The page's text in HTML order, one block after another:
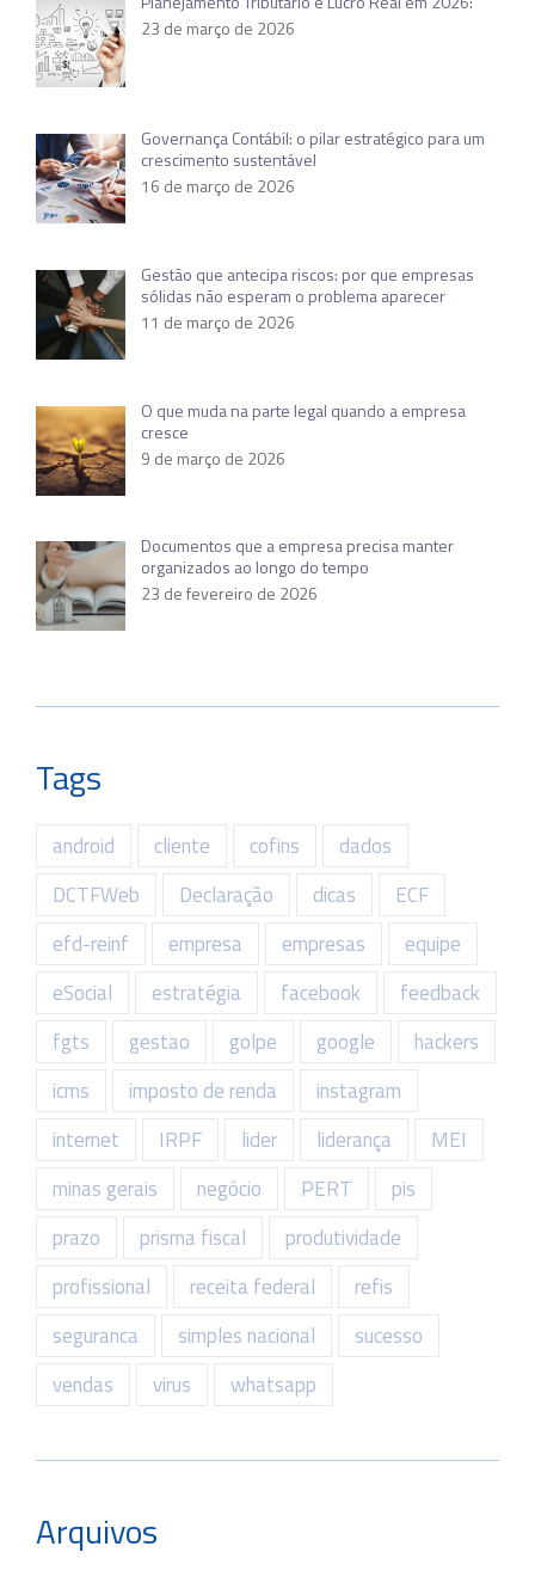
23 de março de 2026
Governança Contábil: o pilar estratégico para um
crescimento sustentável
16 de março de 2026
Gestão que antecipa riscos: por que empresas
sólidas não esperam o problema aparecer
11 de março de 2026
O que muda na parte legal quando a empresa
cresce
9 de março de 2026
Documentos que a empresa precisa manter
organizados ao longo do tempo
23 de fevereiro de 2026
Tags
android cliente cofins
dados
DCTFWeb
Declaração dicas
ECF
efd-reinf
empresa empresas
equipe
eSocial
estratégia facebook
feedback
fgts
gestao golpe google
hackers
icms
imposto de renda
instagram
internet
IRPF lider liderança
MEI
minas gerais
negócio PERT
pis
prazo
prisma fiscal
produtividade
profissional
receita federal
refis
seguranca
simples nacional
sucesso
vendas
virus whatsapp
Arquivos